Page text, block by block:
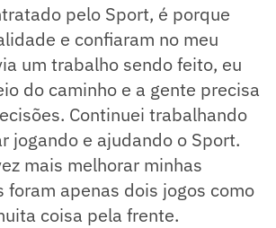
pelo Sport, é porque
e confiaram no meu
um trabalho sendo feito, eu
do caminho e a gente precisa
Continuei trabalhando
jogando e ajudando o Sport.
mais melhorar minhas
foram apenas dois jogos como
coisa pela frente.